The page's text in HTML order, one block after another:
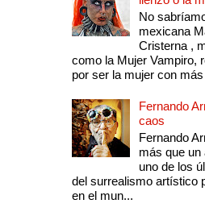
No
mexicana
Cristerna ,
como la Mujer Vampiro,
por ser la mujer con
Fernando
caos
Fernando
más que un
uno de los
del surrealismo artístico
en el mun...